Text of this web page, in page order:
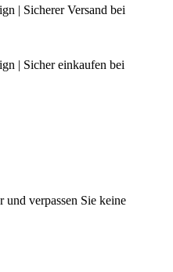
und verpassen Sie keine